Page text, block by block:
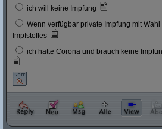
ich will keine Impfung
Wenn verfügbar private Impfung mit Wahl
Impfstoffes
ich hatte Corona und brauch keine